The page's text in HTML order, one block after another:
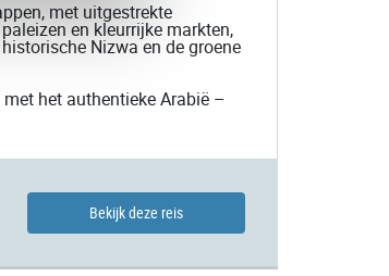
met uitgestrekte
en kleurrijke markten,
Nizwa en de groene
het authentieke Arabië –
Bekijk deze reis